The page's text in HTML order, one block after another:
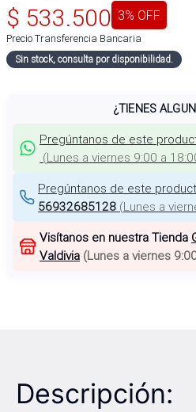
$ 533.500 3% OFF
Precio Transferencia Bancaria
Sin stock, consulta por disponibilidad.
¿TIENES
Pregúntanos de este
(Lunes a viernes 9:00 a
Pregúntanos de este
56932685128 (Lunes a
Visítanos en nuestra Tienda
Valdivia (Lunes a viernes
Descripción: